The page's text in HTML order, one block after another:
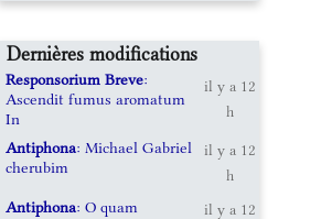
Dernières modifications
Responsorium Breve:
Ascendit fumus aromatum
In
il y a 12
h
Antiphona: Michael Gabriel
cherubim
il y a 12
h
Antiphona: O quam
il y a 12